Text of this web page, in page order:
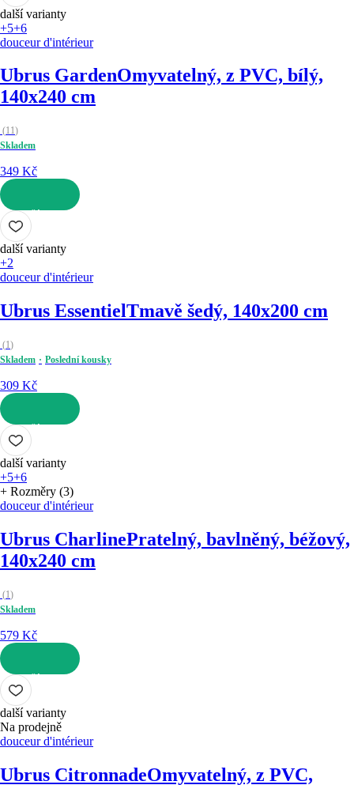
další varianty
+5+6
douceur d'intérieur
Ubrus GardenOmyvatelný, z PVC, bílý,
140x240 cm
(11)
Skladem
349 Kč
DO KOŠÍKU
další varianty
+2
douceur d'intérieur
Ubrus EssentielTmavě šedý, 140x200 cm
(1)
Skladem
Poslední kousky
309 Kč
DO KOŠÍKU
další varianty
+5+6
+ Rozměry (3)
douceur d'intérieur
Ubrus CharlinePratelný, bavlněný, béžový,
140x240 cm
(1)
Skladem
579 Kč
DO KOŠÍKU
další varianty
Na prodejně
douceur d'intérieur
Ubrus CitronnadeOmyvatelný, z PVC,